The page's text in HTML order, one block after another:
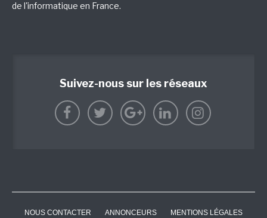
de l'informatique en France.
Suivez-nous sur les réseaux
NOUS CONTACTER ANNONCEURS
MENTIONS LÉGALES